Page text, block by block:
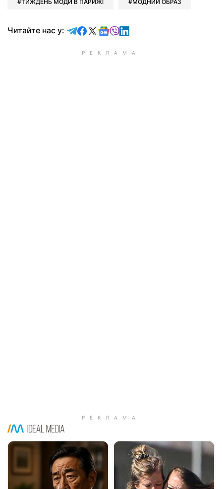
ТИЖДЕНЬ МОДИ В ПАРИЖІ МОДНИЙ ОБРАЗ
Читайте нас у: Читайте у Telegram
Читайте у Facebook
Читайте у X
Читайте у Google news
Читайте у Viber
Читайте у LinkedIn